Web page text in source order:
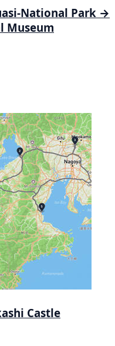
National Park →
Museum
Castle